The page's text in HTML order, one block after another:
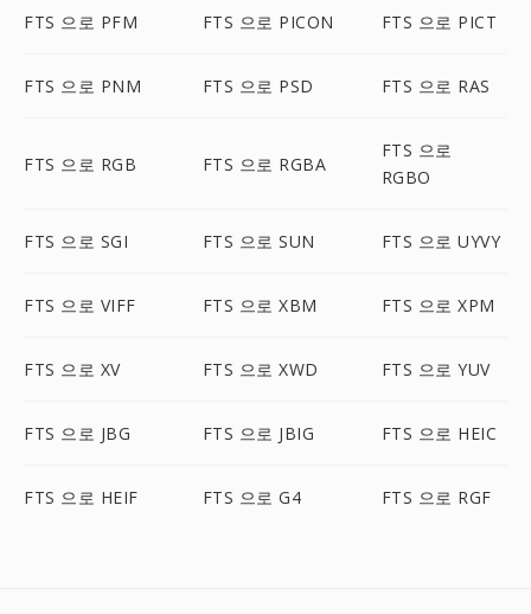
FTS 으로 PFM FTS 으로 PICON FTS 으로 PICT
FTS 으로 PNM FTS 으로 PSD FTS 으로 RAS
FTS 으로 RGB FTS 으로 RGBA
FTS 으로
RGBO
FTS 으로 SGI FTS 으로 SUN FTS 으로 UYVY
FTS 으로 VIFF FTS 으로 XBM FTS 으로 XPM
FTS 으로 XV FTS 으로 XWD FTS 으로 YUV
FTS 으로 JBG FTS 으로 JBIG FTS 으로 HEIC
FTS 으로 HEIF FTS 으로 G4 FTS 으로 RGF